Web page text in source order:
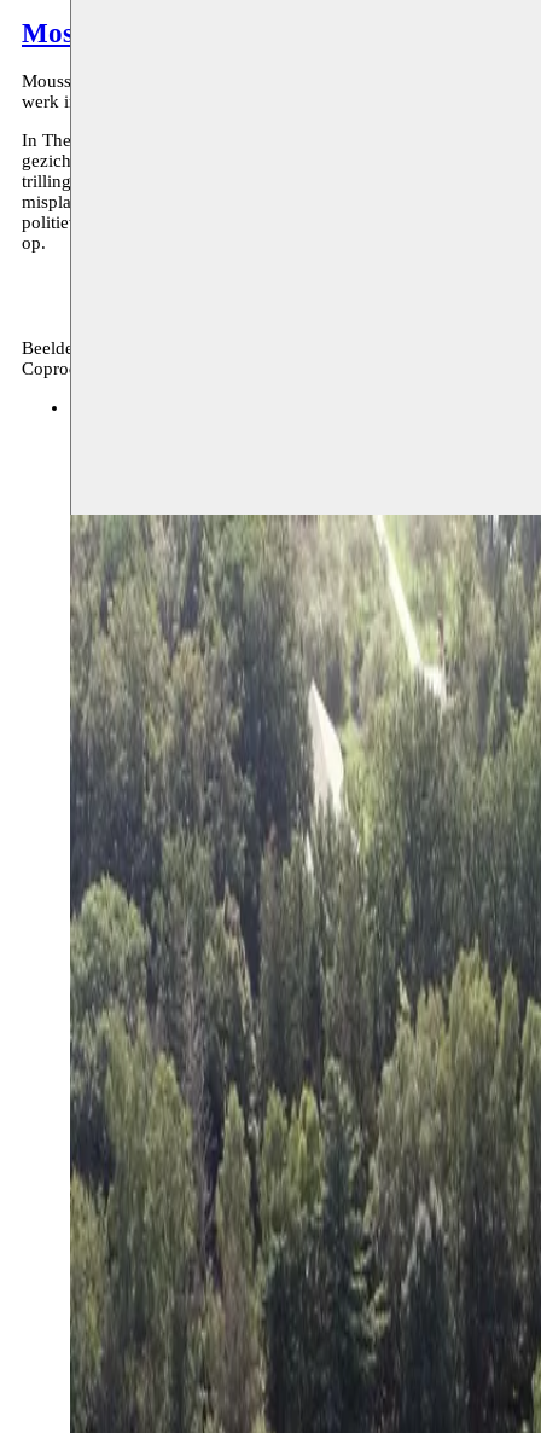
Toon grote afbeelding
Mostafa Saifi Rahmouni
Moussem resident Mostafa Saifi Rahmouni werd in het kader van
werk in openlucht te realiseren voor het Middelheimmuseum.
In The Visible Part staat een onopvallend bestelbusje er verlaten
gezicht een slecht geparkeerde auto, totdat van tijd tot tijd de
trilling en dreunende geluiden. Door middel van een intern
misplaatst en toch bekend lijkt voor de kunstenaar: de verborgen
politiewerk. De bruuske bewegingen van de bestelwagen onthullen
op.
Beeldende kunst, archief
Coproductie